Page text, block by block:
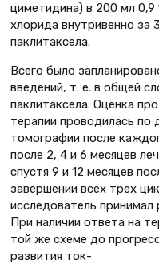
циметидина) в 200 мл 0,9
хлорида внутривенно за
паклитаксела.
Всего было
введений, т. е. в общей
паклитаксела. Оценка
терапии проводилась
томографии после
после 2, 4 и 6 месяцев
спустя 9 и 12 месяцев
завершении всех трех
исследователь
При наличии ответа на
той же схеме до
развития ток-